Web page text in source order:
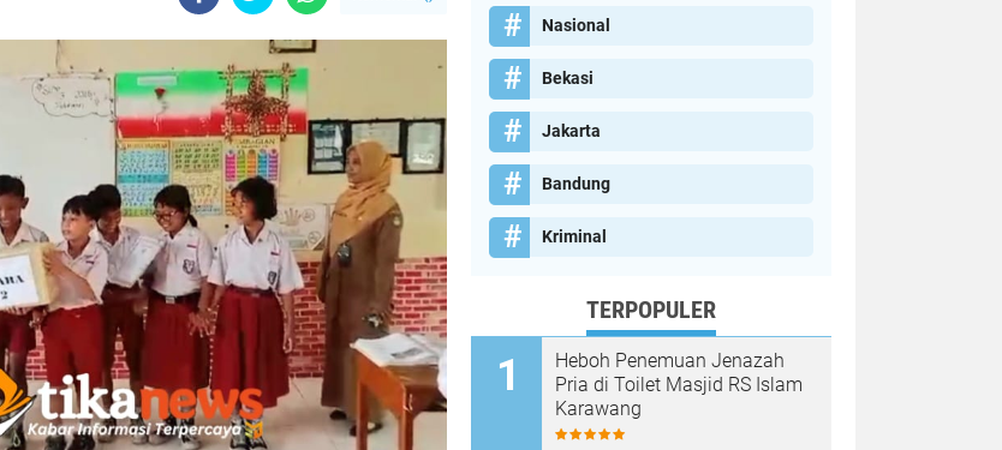
Nasional
Bekasi
Jakarta
Bandung
Kriminal
TERPOPULER
Heboh Penemuan Jenazah
Pria di Toilet Masjid RS Islam
Karawang